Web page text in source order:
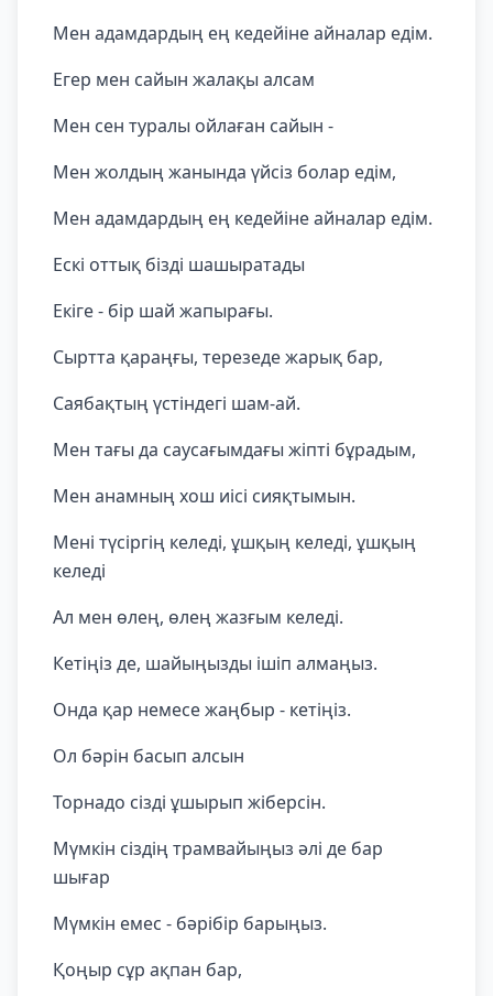
Мен адамдардың ең кедейіне айналар едім.
Егер мен сайын жалақы алсам
Мен сен туралы ойлаған сайын -
Мен жолдың жанында үйсіз болар едім,
Мен адамдардың ең кедейіне айналар едім.
Ескі оттық бізді шашыратады
Екіге - бір шай жапырағы.
Сыртта қараңғы, терезеде жарық бар,
Саябақтың үстіндегі шам-ай.
Мен тағы да саусағымдағы жіпті бұрадым,
Мен анамның хош иісі сияқтымын.
Мені түсіргің келеді, ұшқың келеді, ұшқың
келеді
Ал мен өлең, өлең жазғым келеді.
Кетіңіз де, шайыңызды ішіп алмаңыз.
Онда қар немесе жаңбыр - кетіңіз.
Ол бәрін басып алсын
Торнадо сізді ұшырып жіберсін.
Мүмкін сіздің трамвайыңыз әлі де бар
шығар
Мүмкін емес - бәрібір барыңыз.
Қоңыр сұр ақпан бар,